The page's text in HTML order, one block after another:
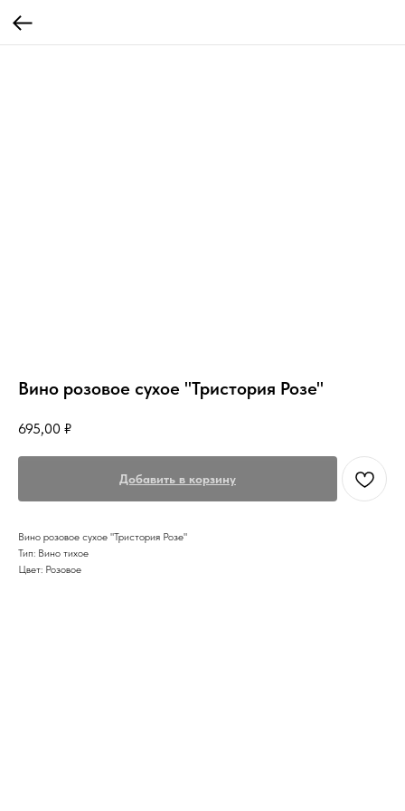
Вино розовое сухое "Тристория Розе"
695,00 ₽
Добавить в корзину
Вино розовое сухое "Тристория Розе"
Тип: Вино тихое
Цвет: Розовое